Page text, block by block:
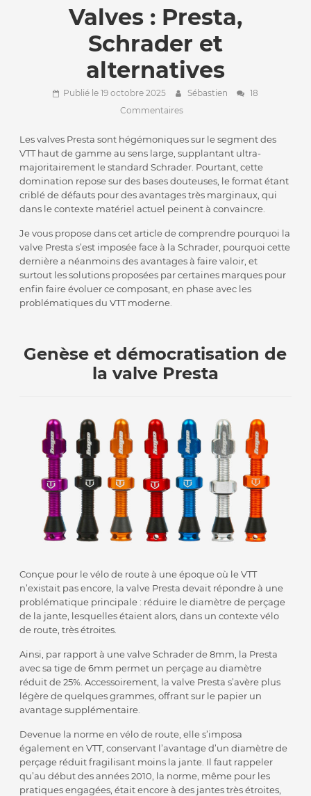
Valves : Presta,
Schrader et
alternatives
Publié le 19 octobre 2025 Sébastien
18
Commentaires
Les valves Presta sont hégémoniques sur le segment des
VTT haut de gamme au sens large, supplantant ultra-
majoritairement le standard Schrader. Pourtant, cette
domination repose sur des bases douteuses, le format étant
criblé de défauts pour des avantages très marginaux, qui
dans le contexte matériel actuel peinent à convaincre.
Je vous propose dans cet article de comprendre pourquoi la
valve Presta s’est imposée face à la Schrader, pourquoi cette
dernière a néanmoins des avantages à faire valoir, et
surtout les solutions proposées par certaines marques pour
enfin faire évoluer ce composant, en phase avec les
problématiques du VTT moderne.
Genèse et démocratisation de
la valve Presta
Conçue pour le vélo de route à une époque où le VTT
n’existait pas encore, la valve Presta devait répondre à une
problématique principale : réduire le diamètre de perçage
de la jante, lesquelles étaient alors, dans un contexte vélo
de route, très étroites.
Ainsi, par rapport à une valve Schrader de 8mm, la Presta
avec sa tige de 6mm permet un perçage au diamètre
réduit de 25%. Accessoirement, la valve Presta s’avère plus
légère de quelques grammes, offrant sur le papier un
avantage supplémentaire.
Devenue la norme en vélo de route, elle s’imposa
également en VTT, conservant l’avantage d’un diamètre de
perçage réduit fragilisant moins la jante. Il faut rappeler
qu’au début des années 2010, la norme, même pour les
pratiques engagées, était encore à des jantes très étroites,